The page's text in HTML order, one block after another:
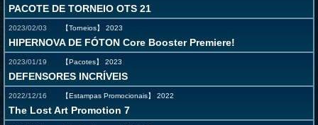
PACOTE DE TORNEIO OTS 21
2023/02/03 【Torneios】 2023
HIPERNOVA DE FÓTON Core Booster Premiere!
2023/01/19 【Pacotes】 2023
DEFENSORES INCRÍVEIS
2022/12/16 【Estampas Promocionais】 2022
The Lost Art Promotion 7